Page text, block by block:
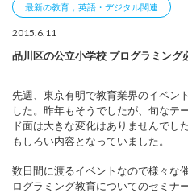
最新の教育，英語・デジタル関連
2015.6.11
品川区の公立小学校 プログラミング
先週、東京有明で教育業界のイベン
した。昨年もそうでしたが、旬なテ
ド面は大きな変化はありませんでし
もしろい内容となっていました。
数日間に渡るイベントなので様々な
ログラミング教育についてのセミナ